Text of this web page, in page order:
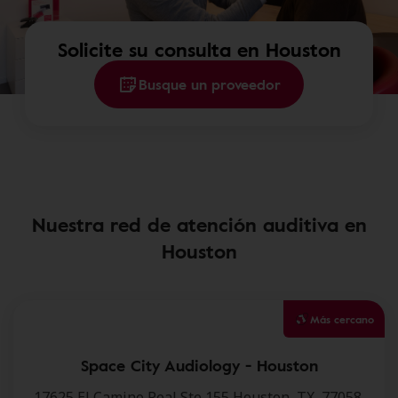
Solicite su consulta en Houston
Busque un proveedor
Nuestra red de atención auditiva en
Houston
Más cercano
Space City Audiology - Houston